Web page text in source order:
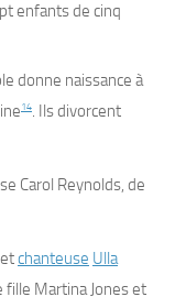
enfants de cinq
donne naissance à
14. Ils divorcent
Carol Reynolds, de
etchanteuse Ulla
fille Martina Jones et